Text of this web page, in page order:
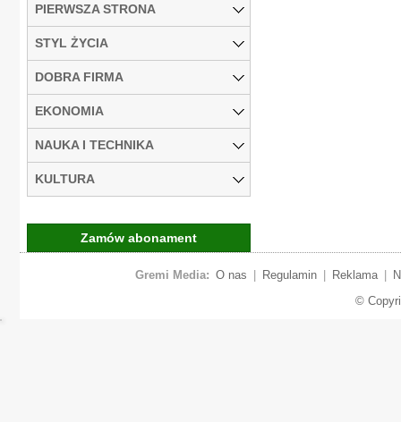
PIERWSZA STRONA
STYL ŻYCIA
DOBRA FIRMA
EKONOMIA
NAUKA I TECHNIKA
KULTURA
Zamów abonament
Gremi Media: O nas Regulamin Reklama
©